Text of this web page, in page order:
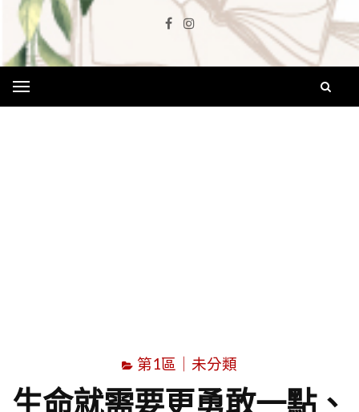
Facebook
Instagram
第1區｜未分類
生命就需要更勇敢一點、